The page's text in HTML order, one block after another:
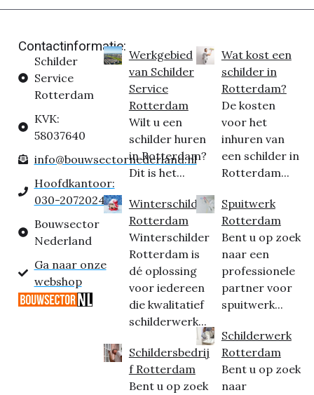
Contactinformatie:
Schilder
Service
Rotterdam
KVK:
58037640
info@bouwsectornederland.nl
Hoofdkantoor:
030-2072024
Bouwsector
Nederland
Ga naar onze
webshop
Werkgebied
van Schilder
Service
Rotterdam
Wilt u een
schilder huren
in Rotterdam?
Dit is het...
Winterschilder
Rotterdam
Winterschilder
Rotterdam is
dé oplossing
voor iedereen
die kwalitatief
schilderwerk...
Schildersbedrij
f Rotterdam
Bent u op zoek
Wat kost een
schilder in
Rotterdam?
De kosten
voor het
inhuren van
een schilder in
Rotterdam...
Spuitwerk
Rotterdam
Bent u op zoek
naar een
professionele
partner voor
spuitwerk...
Schilderwerk
Rotterdam
Bent u op zoek
naar